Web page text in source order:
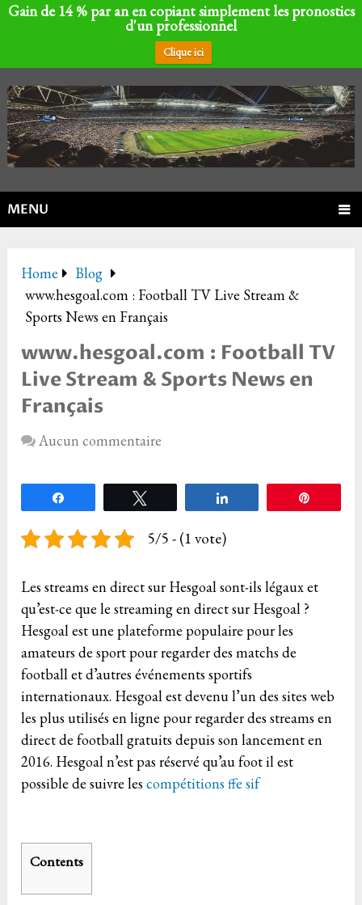
Gain de 14 % par an en copiant simplement les pronostics
d'un professionnel
Clique ici
MENU
Home
Blog
www.hesgoal.com : Football TV Live Stream &
Sports News en Français
www.hesgoal.com : Football TV
Live Stream & Sports News en
Français
Aucun commentaire
5/5 - (1 vote)
Les streams en direct sur Hesgoal sont-ils légaux et
qu’est-ce que le streaming en direct sur Hesgoal ?
Hesgoal est une plateforme populaire pour les
amateurs de sport pour regarder des matchs de
football et d’autres événements sportifs
internationaux. Hesgoal est devenu l’un des sites web
les plus utilisés en ligne pour regarder des streams en
direct de football gratuits depuis son lancement en
2016. Hesgoal n’est pas réservé qu’au foot il est
possible de suivre lescompétitions ffe sif
Contents